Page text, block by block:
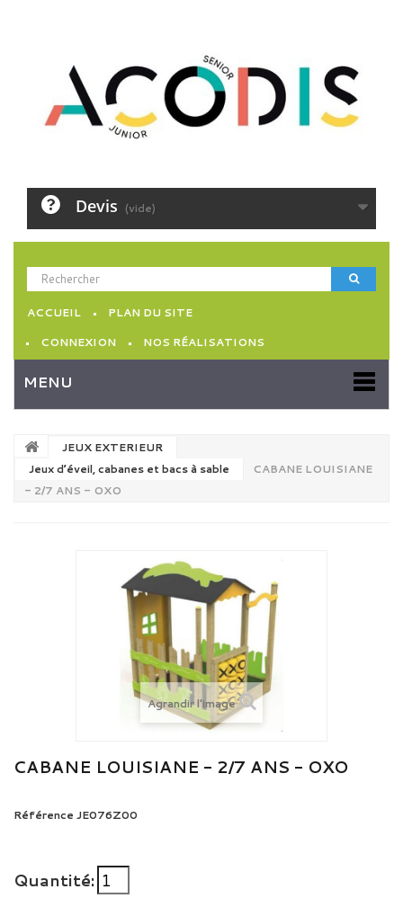
Devis (vide)
ACCUEIL
PLAN DU SITE
CONNEXION
NOS RÉALISATIONS
MENU
JEUX EXTERIEUR
Jeux d’éveil, cabanes et bacs à sable
CABANE LOUISIANE
- 2/7 ANS - OXO
Agrandir l'image
CABANE LOUISIANE - 2/7 ANS - OXO
Référence JE076Z00
Quantité: